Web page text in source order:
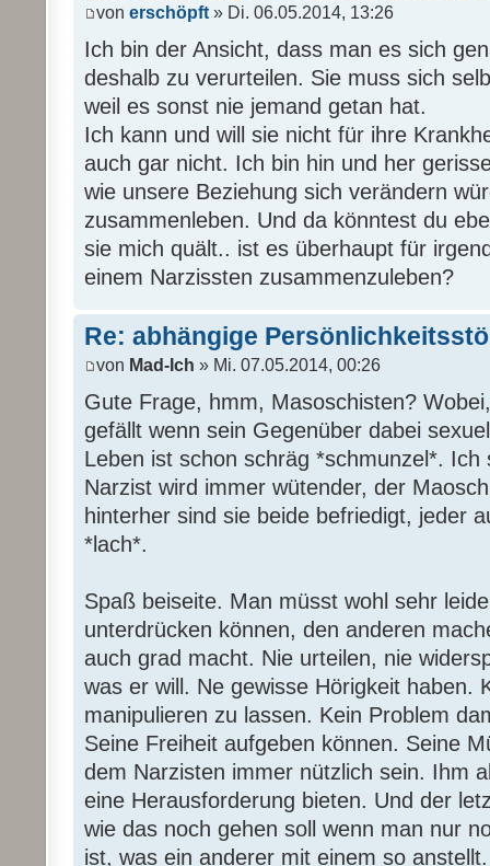
von erschöpft » Di. 06.05.2014, 13:26
Ich bin der Ansicht, dass man es sich
deshalb zu verurteilen. Sie muss sich
weil es sonst nie jemand getan hat.
Ich kann und will sie nicht für ihre
auch gar nicht. Ich bin hin und her
wie unsere Beziehung sich verändern
zusammenleben. Und da könntest du
sie mich quält.. ist es überhaupt für
einem Narzissten zusammenzuleben?
Re: abhängige
von Mad-Ich » Mi. 07.05.2014, 00:26
Gute Frage, hmm, Masoschisten?
gefällt wenn sein Gegenüber dabei
Leben ist schon schräg *schmunzel*.
Narzist wird immer wütender, der
hinterher sind sie beide befriedigt, jeder
*lach*.
Spaß beiseite. Man müsst wohl sehr
unterdrücken können, den anderen
auch grad macht. Nie urteilen, nie
was er will. Ne gewisse Hörigkeit haben.
manipulieren zu lassen. Kein Problem
Seine Freiheit aufgeben können. Seine
dem Narzisten immer nützlich sein. Ihm
eine Herausforderung bieten. Und der
wie das noch gehen soll wenn man nur
ist, was ein anderer mit einem so